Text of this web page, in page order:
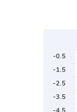
-0.5
-1.5
-2.5
-3.5